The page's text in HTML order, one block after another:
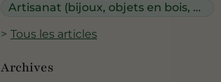
Artisanat (bijoux, objets en bois, vêtements...)
Tous les articles
Archives